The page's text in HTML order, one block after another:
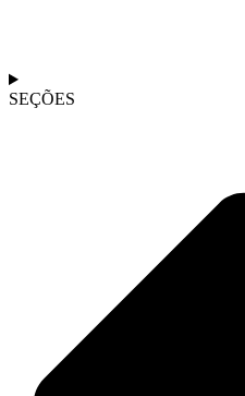
SEÇÕES